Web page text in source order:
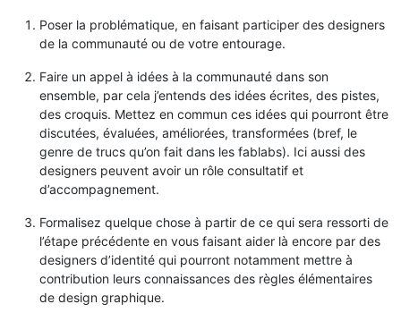
Poser la problématique, en faisant participer des designers
de la communauté ou de votre entourage.
Faire un appel à idées à la communauté dans son
ensemble, par cela j’entends des idées écrites, des pistes,
des croquis. Mettez en commun ces idées qui pourront être
discutées, évaluées, améliorées, transformées (bref, le
genre de trucs qu’on fait dans les fablabs). Ici aussi des
designers peuvent avoir un rôle consultatif et
d’accompagnement.
Formalisez quelque chose à partir de ce qui sera ressorti de
l’étape précédente en vous faisant aider là encore par des
designers d’identité qui pourront notamment mettre à
contribution leurs connaissances des règles élémentaires
de design graphique.